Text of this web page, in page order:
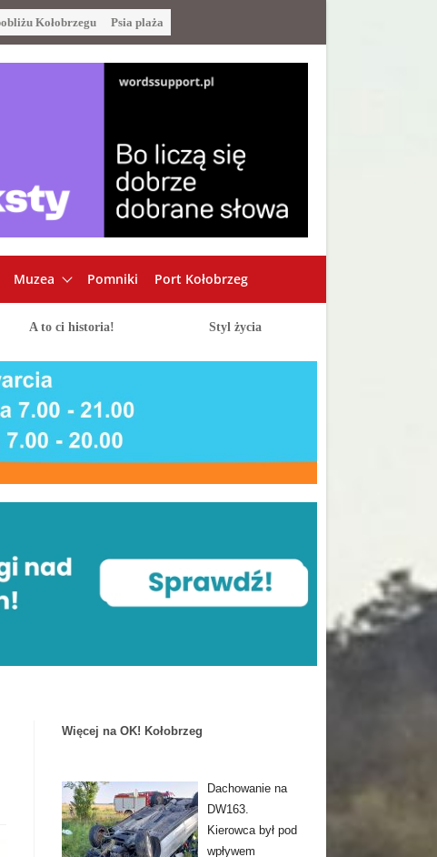
Kołobrzegu Psia plaża
Muzea Pomniki Port Kołobrzeg
A to ci historia! Styl życia
Więcej na OK! Kołobrzeg
Dachowanie na
DW163.
Kierowca był pod
wpływem